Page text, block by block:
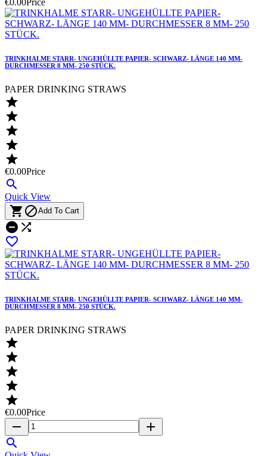
€0.00Price
TRINKHALME STARR- UNGEHÜLLTE PAPIER- SCHWARZ- LÄNGE 140 MM-
DURCHMESSER 8 MM- 250 STÜCK.
PAPER DRINKING STRAWS





€0.00Price

Quick View
 Add To Cart
 

TRINKHALME STARR- UNGEHÜLLTE PAPIER- SCHWARZ- LÄNGE 140 MM-
DURCHMESSER 8 MM- 250 STÜCK.
PAPER DRINKING STRAWS





€0.00Price
remove
add
